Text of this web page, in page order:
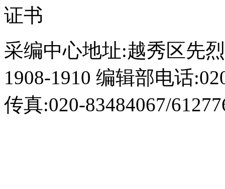
证书
采编中心地址:越秀区先
1908-1910 编辑部电话
传真:020-83484067/